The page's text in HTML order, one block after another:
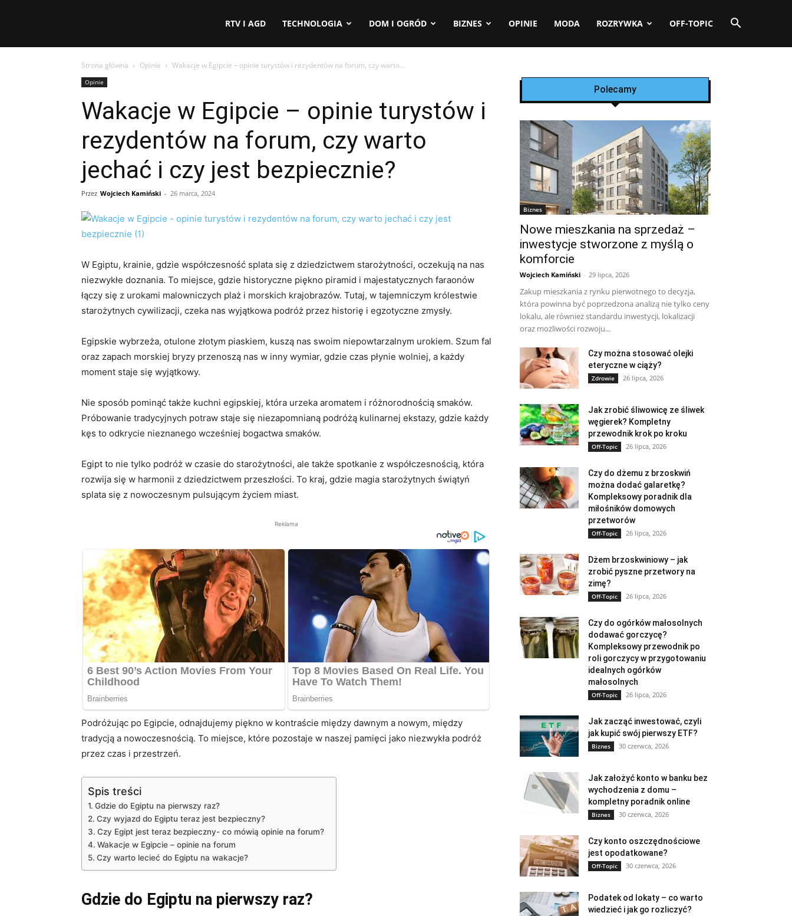
RTV I AGD TECHNOLOGIA DOM I OGRÓD BIZNES OPINIE MODA ROZRYWKA OFF-TOPIC
Strona główna Opinie Wakacje w Egipcie – opinie turystów i rezydentów na forum, czy warto...
Opinie
Wakacje w Egipcie – opinie turystów i
rezydentów na forum, czy warto
jechać i czy jest bezpiecznie?
Przez Wojciech Kamiński - 26 marca, 2024
W Egiptu, krainie, gdzie współczesność splata się z dziedzictwem starożytności, oczekują na nas
niezwykłe doznania. To miejsce, gdzie historyczne piękno piramid i majestatycznych faraonów
łączy się z urokami malowniczych plaż i morskich krajobrazów. Tutaj, w tajemniczym królestwie
starożytnych cywilizacji, czeka nas wyjątkowa podróż przez historię i egzotyczne zmysły.
Egipskie wybrzeża, otulone złotym piaskiem, kuszą nas swoim niepowtarzalnym urokiem. Szum fal
oraz zapach morskiej bryzy przenoszą nas w inny wymiar, gdzie czas płynie wolniej, a każdy
moment staje się wyjątkowy.
Nie sposób pominąć także kuchni egipskiej, która urzeka aromatem i różnorodnością smaków.
Próbowanie tradycyjnych potraw staje się niezapomnianą podróżą kulinarnej ekstazy, gdzie każdy
kęs to odkrycie nieznanego wcześniej bogactwa smaków.
Egipt to nie tylko podróż w czasie do starożytności, ale także spotkanie z współczesnością, która
rozwija się w harmonii z dziedzictwem przeszłości. To kraj, gdzie magia starożytnych świątyń
splata się z nowoczesnym pulsującym życiem miast.
Reklama
Podróżując po Egipcie, odnajdujemy piękno w kontraście między dawnym a nowym, między
tradycją a nowoczesnością. To miejsce, które pozostaje w naszej pamięci jako niezwykła podróż
przez czas i przestrzeń.
Spis treści
Gdzie do Egiptu na pierwszy raz?
Czy wyjazd do Egiptu teraz jest bezpieczny?
Czy Egipt jest teraz bezpieczny- co mówią opinie na forum?
Wakacje w Egipcie – opinie na forum
Czy warto lecieć do Egiptu na wakacje?
Gdzie do Egiptu na pierwszy raz?
Polecamy
Biznes
Nowe mieszkania na sprzedaż –
inwestycje stworzone z myślą o
komforcie
Wojciech Kamiński - 29 lipca, 2026
Zakup mieszkania z rynku pierwotnego to decyzja,
która powinna być poprzedzona analizą nie tylko ceny
lokalu, ale również standardu inwestycji, lokalizacji
oraz możliwości rozwoju...
Czy można stosować olejki
eteryczne w ciąży?
Zdrowie 26 lipca, 2026
Jak zrobić śliwowicę ze śliwek
węgierek? Kompletny
przewodnik krok po kroku
Off-Topic 26 lipca, 2026
Czy do dżemu z brzoskwiń
można dodać galaretkę?
Kompleksowy poradnik dla
miłośników domowych
przetworów
Off-Topic 26 lipca, 2026
Dżem brzoskwiniowy – jak
zrobić pyszne przetwory na
zimę?
Off-Topic 26 lipca, 2026
Czy do ogórków małosolnych
dodawać gorczycę?
Kompleksowy przewodnik po
roli gorczycy w przygotowaniu
idealnych ogórków
małosolnych
Off-Topic 26 lipca, 2026
Jak zacząć inwestować, czyli
jak kupić swój pierwszy ETF?
Biznes 30 czerwca, 2026
Jak założyć konto w banku bez
wychodzenia z domu –
kompletny poradnik online
Biznes 30 czerwca, 2026
Czy konto oszczędnościowe
jest opodatkowane?
Off-Topic 30 czerwca, 2026
Podatek od lokaty – co warto
wiedzieć i jak go rozliczyć?